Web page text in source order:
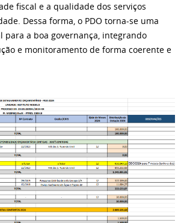
fiscal e a qualidade dos serviços
Dessa forma, o PDO torna-se uma
para a boa governança, integrando
e monitoramento de forma coerente e